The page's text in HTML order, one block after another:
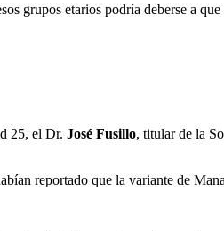
grupos etarios podría deberse a
25, el Dr. José Fusillo, titular de la
reportado que la variante de